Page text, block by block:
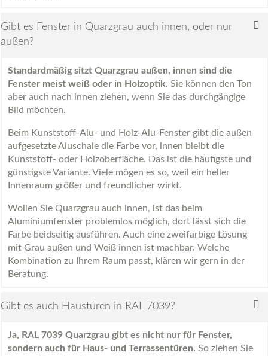
Gibt es Fenster in Quarzgrau auch innen, oder nur
außen?
Standardmäßig sitzt Quarzgrau außen, innen sind die
Fenster meist weiß oder in Holzoptik. Sie können den Ton
aber auch nach innen ziehen, wenn Sie das durchgängige
Bild möchten.
Beim Kunststoff-Alu- und Holz-Alu-Fenster gibt die außen
aufgesetzte Aluschale die Farbe vor, innen bleibt die
Kunststoff- oder Holzoberfläche. Das ist die häufigste und
günstigste Variante. Viele mögen es so, weil ein heller
Innenraum größer und freundlicher wirkt.
Wollen Sie Quarzgrau auch innen, ist das beim
Aluminiumfenster problemlos möglich, dort lässt sich die
Farbe beidseitig ausführen. Auch eine zweifarbige Lösung
mit Grau außen und Weiß innen ist machbar. Welche
Kombination zu Ihrem Raum passt, klären wir gern in der
Beratung.
Gibt es auch Haustüren in RAL 7039?
Ja, RAL 7039 Quarzgrau gibt es nicht nur für Fenster,
sondern auch für Haus- und Terrassentüren. So ziehen Sie